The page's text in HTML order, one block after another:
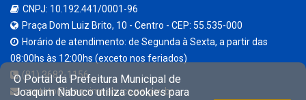
CNPJ: 10.192.441/0001-96
Praça Dom Luiz Brito, 10 - Centro - CEP: 55.535-000
Horário de atendimento: de Segunda à Sexta, a partir das
08:00hs às 12:00hs (exceto nos feriados)
(81) 3682-1156
contato@joaquimnabuco.pe.gov.br
O Portal da Prefeitura Municipal de
Joaquim Nabuco utiliza cookies para